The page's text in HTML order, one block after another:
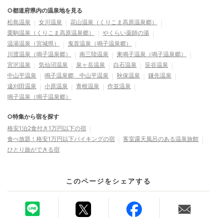
○都道府県内の温泉地を見る
松島温泉
女川温泉
花山温泉（くりこま高原温泉郷）
栗駒温泉（くりこま高原温泉郷）
やくらい薬師の湯
温湯温泉（宮城県）
鬼首温泉（鳴子温泉郷）
川渡温泉（鳴子温泉郷）
南三陸温泉
東鳴子温泉（鳴子温泉郷）
宮沢温泉
気仙沼温泉 泉ヶ岳温泉 白石温泉
笹谷温泉
中山平温泉
鳴子温泉郷 中山平温泉 秋保温泉
鎌先温泉
遠刈田温泉
小原温泉 青根温泉
作並温泉
鳴子温泉（鳴子温泉郷）
○特集から宿を探す
格安1泊2食付き1万円以下の宿
食べ放題！格安1万円以下バイキングの宿
客室露天風呂のある温泉旅館
ひとり旅ができる宿
このページをシェアする